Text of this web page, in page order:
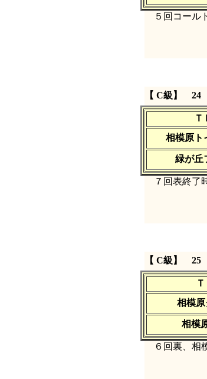
５回コール
【 C級】 24
Ｔ
相模原ト
緑が丘
７回表終了
【 C級】 25
相模
相模
６回裏、相